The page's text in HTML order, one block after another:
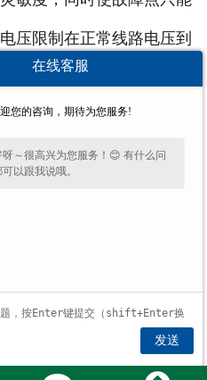
压限制在正常线路电压到
弧的重新点火，防止电
，防止铁磁共振过电压，
常运行。
了解。
阻的故障分析
在线客服
您的咨询，期待为您服务!
呀～很高兴为您服务！😊 有什么问
以跟我说哦。
发送